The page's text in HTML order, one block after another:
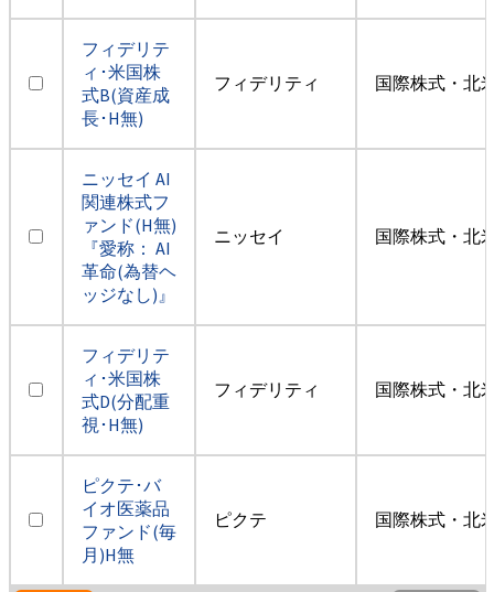
フィデリテ
ィ･米国株
式B(資産成
長･H無)
フィデリティ 国際株式・北
ニッセイ AI
関連株式フ
ァンド(H無)
『愛称： AI
革命(為替ヘ
ッジなし)』
ニッセイ 国際株式・北
フィデリテ
ィ･米国株
式D(分配重
視･H無)
フィデリティ 国際株式・北
ピクテ･バ
イオ医薬品
ファンド(毎
月)H無
ピクテ 国際株式・北